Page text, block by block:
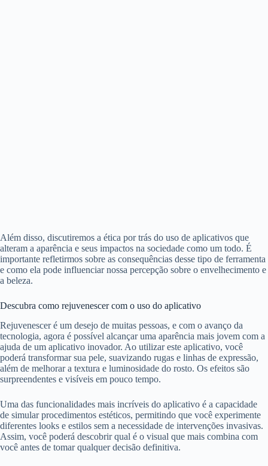
Além disso, discutiremos a ética por trás do uso de aplicativos que
alteram a aparência e seus impactos na sociedade como um todo. É
importante refletirmos sobre as consequências desse tipo de ferramenta
e como ela pode influenciar nossa percepção sobre o envelhecimento e
a beleza.
Descubra como rejuvenescer com o uso do aplicativo
Rejuvenescer é um desejo de muitas pessoas, e com o avanço da
tecnologia, agora é possível alcançar uma aparência mais jovem com a
ajuda de um aplicativo inovador. Ao utilizar este aplicativo, você
poderá transformar sua pele, suavizando rugas e linhas de expressão,
além de melhorar a textura e luminosidade do rosto. Os efeitos são
surpreendentes e visíveis em pouco tempo.
Uma das funcionalidades mais incríveis do aplicativo é a capacidade
de simular procedimentos estéticos, permitindo que você experimente
diferentes looks e estilos sem a necessidade de intervenções invasivas.
Assim, você poderá descobrir qual é o visual que mais combina com
você antes de tomar qualquer decisão definitiva.